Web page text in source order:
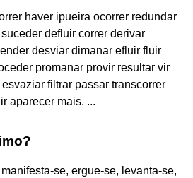
haver ipueira ocorrer redundar
defluir correr derivar
desviar dimanar efluir fluir
promanar provir resultar vir
filtrar passar transcorrer
aparecer mais. ...
se, ergue-se, levanta-se,